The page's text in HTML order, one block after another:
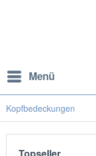
Menü
Kopfbedeckungen